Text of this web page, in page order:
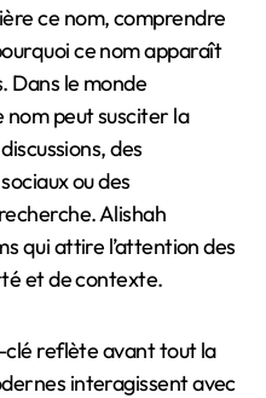
ce nom, comprendre
ce nom apparaît
Dans le monde
nom peut susciter la
des
ou des
Alishah
qui attire l’attention des
et de contexte.
clé reflète avant tout la
interagissent avec